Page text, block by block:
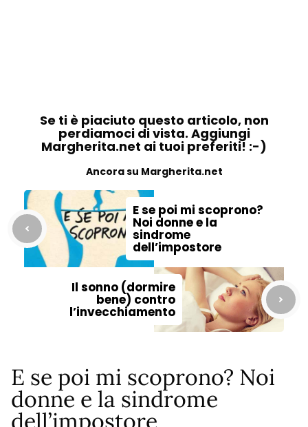
Se ti è piaciuto questo articolo, non
perdiamoci di vista. Aggiungi
Margherita.net ai tuoi preferiti! :-)
Ancora su Margherita.net
E se poi mi scoprono?
Noi donne e la
sindrome
dell’impostore
Il sonno (dormire
bene) contro
l’invecchiamento
E se poi mi scoprono? Noi
donne e la sindrome
dell’impostore